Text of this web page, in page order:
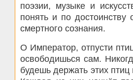
поэзии, музыке и
понять и по достоинству
смертного сознания.
О Император, отпусти
освободишься сам.
будешь держать этих птиц